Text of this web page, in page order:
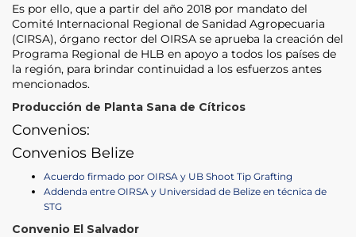
Es por ello, que a partir del año 2018 por mandato del
Comité Internacional Regional de Sanidad Agropecuaria
(CIRSA), órgano rector del OIRSA se aprueba la creación del
Programa Regional de HLB en apoyo a todos los países de
la región, para brindar continuidad a los esfuerzos antes
mencionados.
Producción de Planta Sana de Cítricos
Convenios:
Convenios Belize
Acuerdo firmado por OIRSA y UB Shoot Tip Grafting
Addenda entre OIRSA y Universidad de Belize en técnica de
STG
Convenio El Salvador